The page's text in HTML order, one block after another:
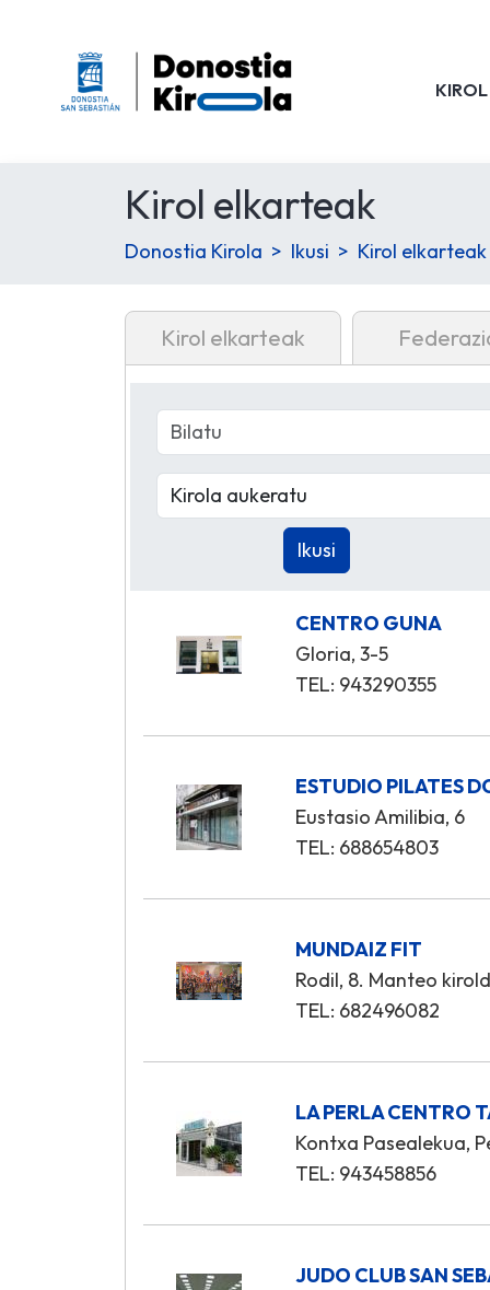
Kirol elkarteak
Donostia Kirola Ikusi Kirol elkarteak
Kirol elkarteak
CENTRO GUNA
Gloria, 3-5
TEL: 943290355
ESTUDIO PILATES
Eustasio Amilibia, 6
TEL: 688654803
MUNDAIZ FIT
Rodil, 8. Manteo
TEL: 682496082
LA PERLA CENTRO
Kontxa Pasealekua,
TEL: 943458856
JUDO CLUB SAN